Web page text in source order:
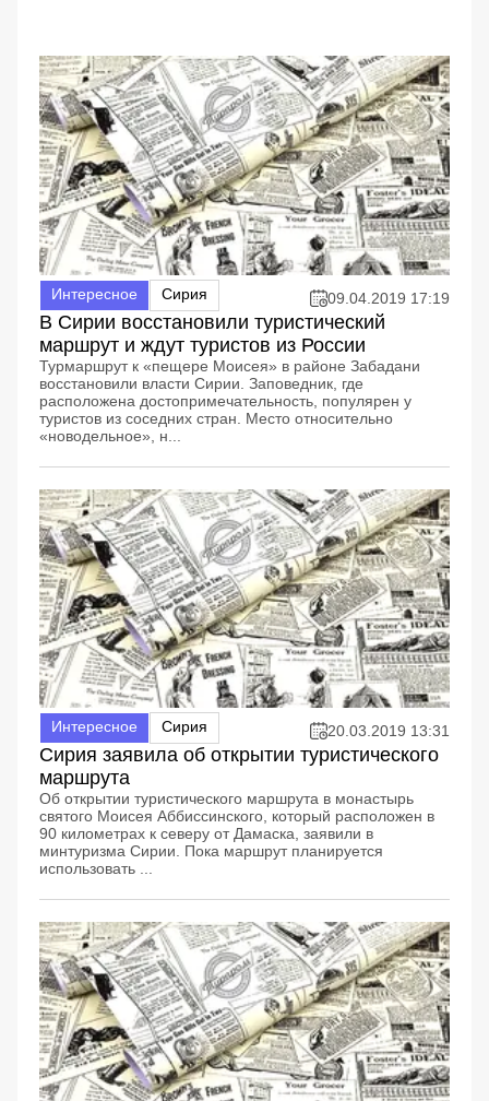
Интересное Сирия 09.04.2019 17:19
В Сирии восстановили туристический
маршрут и ждут туристов из России
Турмаршрут к «пещере Моисея» в районе Забадани
восстановили власти Сирии. Заповедник, где
расположена достопримечательность, популярен у
туристов из соседних стран. Место относительно
«новодельное», н...
Интересное Сирия 20.03.2019 13:31
Сирия заявила об открытии туристического
маршрута
Об открытии туристического маршрута в монастырь
святого Моисея Аббиссинского, который расположен в
90 километрах к северу от Дамаска, заявили в
минтуризма Сирии. Пока маршрут планируется
использовать ...